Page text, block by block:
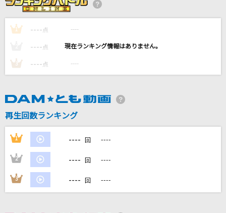
サトシ&ヒカリ(松本梨香・豊口めぐみ)
ダーリン
DAMの新曲・ランキングなど
カラオケ最新情報をチェック！
DAMに会員登録・ログインして
1 ---- 点 ----
---- 点 ----
3 ---- 点 ----
再生回数ランキング
1 ---- 回 ----
2 ---- 回 ----
3 ---- 回 ----